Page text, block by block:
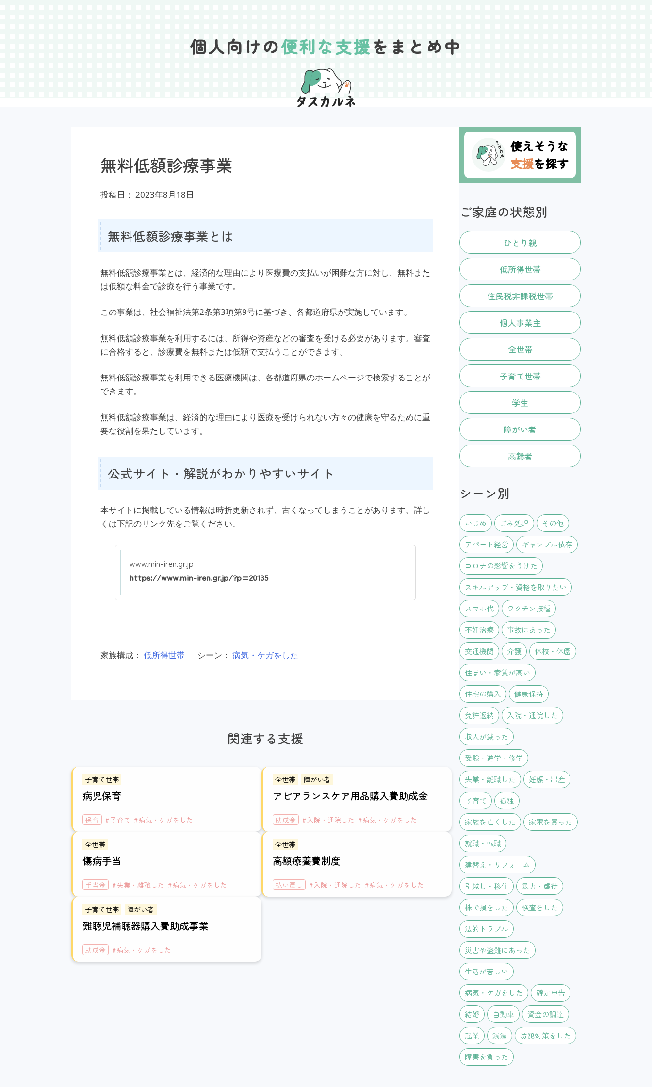
個人向けの便利な支援をまとめ中
無料低額診療事業
投稿日： 2023年8月18日
無料低額診療事業とは
無料低額診療事業とは、経済的な理由により医療費の支払いが困難な方に対し、無料また
は低額な料金で診療を行う事業です。
この事業は、社会福祉法第2条第3項第9号に基づき、各都道府県が実施しています。
無料低額診療事業を利用するには、所得や資産などの審査を受ける必要があります。審査
に合格すると、診療費を無料または低額で支払うことができます。
無料低額診療事業を利用できる医療機関は、各都道府県のホームページで検索することが
できます。
無料低額診療事業は、経済的な理由により医療を受けられない方々の健康を守るために重
要な役割を果たしています。
公式サイト・解説がわかりやすいサイト
本サイトに掲載している情報は時折更新されず、古くなってしまうことがあります。詳し
くは下記のリンク先をご覧ください。
www.min-iren.gr.jp
https://www.min-iren.gr.jp/?p=20135
家族構成： 低所得世帯 シーン： 病気・ケガをした
関連する支援
子育て世帯
病児保育
保育 子育て 病気・ケガをした
全世帯 障がい者
アピアランスケア用品購入費助成金
助成金 入院・通院した 病気・ケガをした
全世帯
傷病手当
手当金 失業・離職した 病気・ケガをした
全世帯
高額療養費制度
払い戻し 入院・通院した 病気・ケガをした
子育て世帯 障がい者
難聴児補聴器購入費助成事業
助成金 病気・ケガをした
使えそうな
支援を探す
ご家庭の状態別
ひとり親
低所得世帯
住民税非課税世帯
個人事業主
全世帯
子育て世帯
学生
障がい者
高齢者
シーン別
いじめ ごみ処理 その他
アパート経営 ギャンブル依存
コロナの影響をうけた
スキルアップ・資格を取りたい
スマホ代 ワクチン接種
不妊治療 事故にあった
交通機関 介護 休校・休園
住まい・家賃が高い
住宅の購入 健康保持
免許返納 入院・通院した
収入が減った
受験・進学・修学
失業・離職した 妊娠・出産
子育て 孤独
家族を亡くした 家電を買った
就職・転職
建替え・リフォーム
引越し・移住 暴力・虐待
株で損をした 検査をした
法的トラブル
災害や盗難にあった
生活が苦しい
病気・ケガをした 確定申告
結婚 自動車 資金の調達
起業 銭湯 防犯対策をした
障害を負った